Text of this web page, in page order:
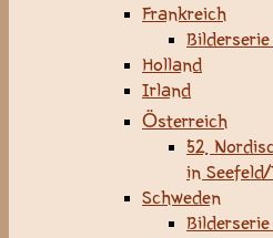
Frankreich
Holland
Irland
Österreich
52.
in
Schweden